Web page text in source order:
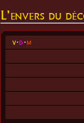
L'envers du
v d m